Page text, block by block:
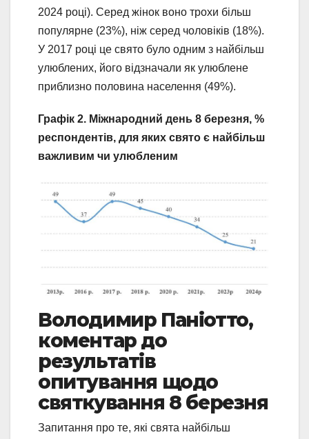
2024 році). Серед жінок воно трохи більш
популярне (23%), ніж серед чоловіків (18%).
У 2017 році це свято було одним з найбільш
улюблених, його відзначали як улюблене
приблизно половина населення (49%).
Графік 2. Міжнародний день 8 березня, %
респондентів, для яких свято є найбільш
важливим чи улюбленим
Володимир Паніотто,
коментар до
результатів
опитування щодо
святкування 8 березня
Запитання про те, які свята найбільш